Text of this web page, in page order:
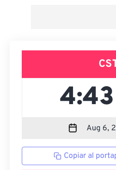
Copiar al